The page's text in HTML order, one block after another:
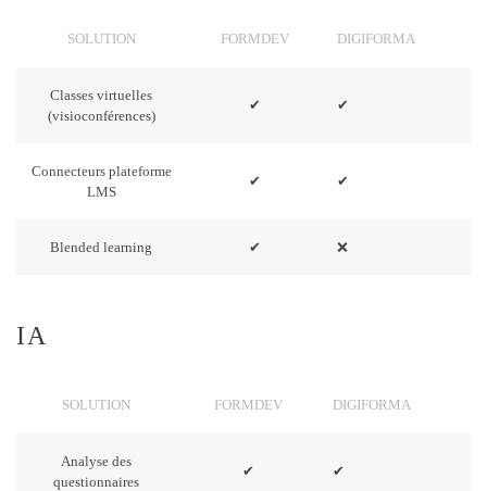
SOLUTION FORMDEV DIGIFORMA
Classes virtuelles
(visioconférences)
✔ ✔
Connecteurs plateforme
LMS
✔ ✔
Blended learning ✔ ❌
IA
SOLUTION FORMDEV DIGIFORMA
Analyse des
questionnaires
✔ ✔